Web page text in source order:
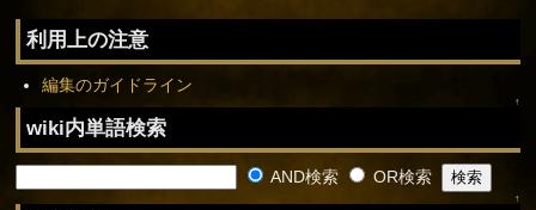
利用上の注意
編集のガイドライン
↑
wiki内単語検索
AND検索 OR検索
↑